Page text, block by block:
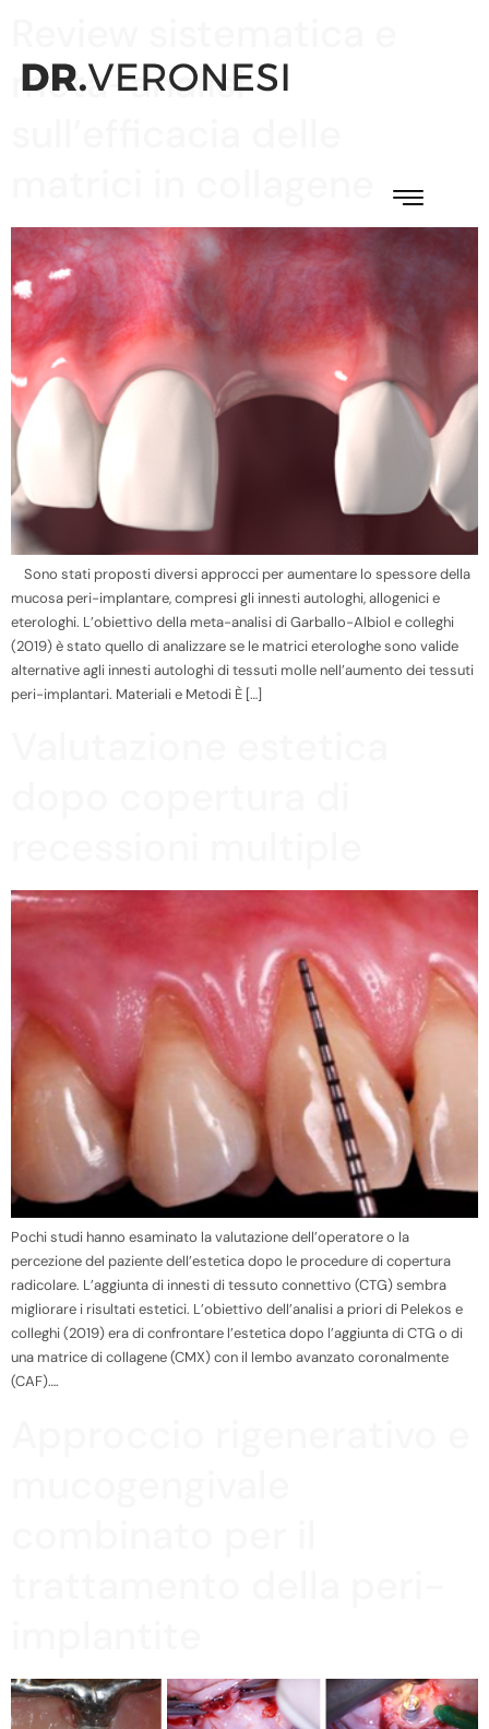
meta-analisi
Sono stati proposti diversi approcci per aumentare lo spessore della
mucosa peri-implantare, compresi gli innesti autologhi, allogenici e
eterologhi. L’obiettivo della meta-analisi di Garballo-Albiol e colleghi
(2019) è stato quello di analizzare se le matrici eterologhe sono valide
alternative agli innesti autologhi di tessuti molle nell’aumento dei tessuti
peri-implantari. Materiali e Metodi È […]
Pochi studi hanno esaminato la valutazione dell’operatore o la
percezione del paziente dell’estetica dopo le procedure di copertura
radicolare. L’aggiunta di innesti di tessuto connettivo (CTG) sembra
migliorare i risultati estetici. L’obiettivo dell’analisi a priori di Pelekos e
colleghi (2019) era di confrontare l’estetica dopo l’aggiunta di CTG o di
una matrice di collagene (CMX) con il lembo avanzato coronalmente
(CAF)….